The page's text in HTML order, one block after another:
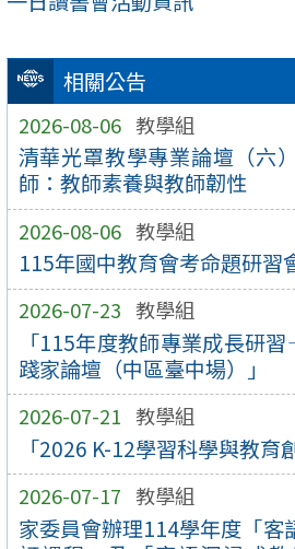
相關公告
2026-08-06 教學組
清華光罩教學專業論壇（六
師：教師素養與教師韌性
2026-08-06 教學組
115年國中教育會考命題研習
2026-07-23 教學組
「115年度教師專業成長研
踐家論壇（中區臺中場）」
2026-07-21 教學組
「2026 K-12學習科學與教育
2026-07-17 教學組
家委員會辦理114學年度「客